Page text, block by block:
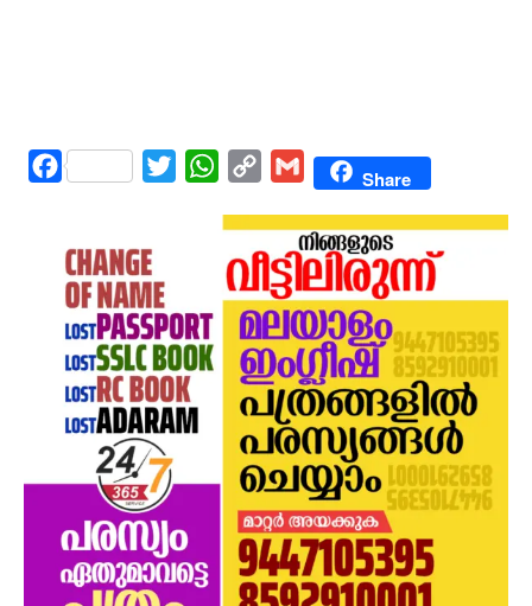
Facebook Twitter WhatsAppCopy
Gmail Share